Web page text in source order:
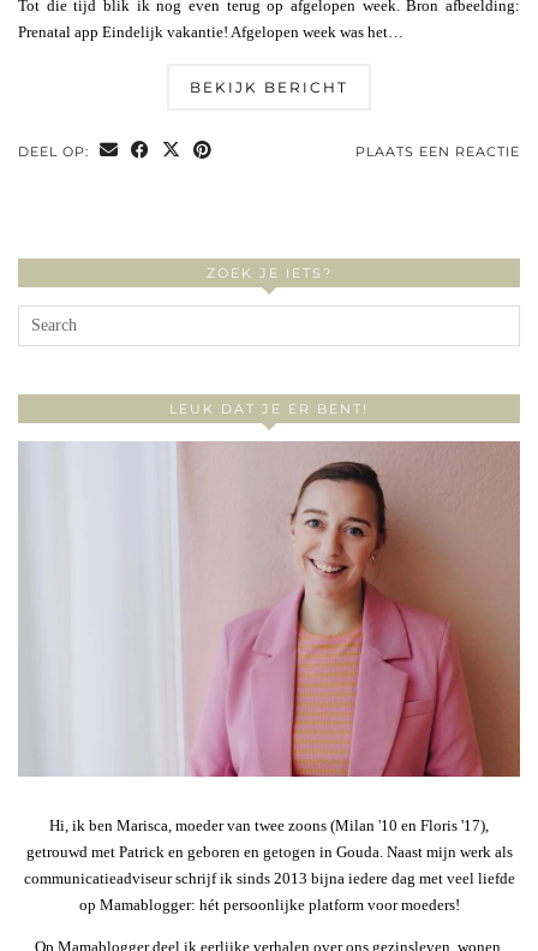
Tot die tijd blik ik nog even terug op afgelopen week. Bron afbeelding:
Prenatal app Eindelijk vakantie! Afgelopen week was het…
BEKIJK BERICHT
DEEL OP: PLAATS EEN REACTIE
ZOEK JE IETS?
LEUK DAT JE ER BENT!
Hi, ik ben Marisca, moeder van twee zoons (Milan '10 en Floris '17),
getrouwd met Patrick en geboren en getogen in Gouda. Naast mijn werk als
communicatieadviseur schrijf ik sinds 2013 bijna iedere dag met veel liefde
op Mamablogger: hét persoonlijke platform voor moeders!
Op Mamablogger deel ik eerlijke verhalen over ons gezinsleven, wonen,